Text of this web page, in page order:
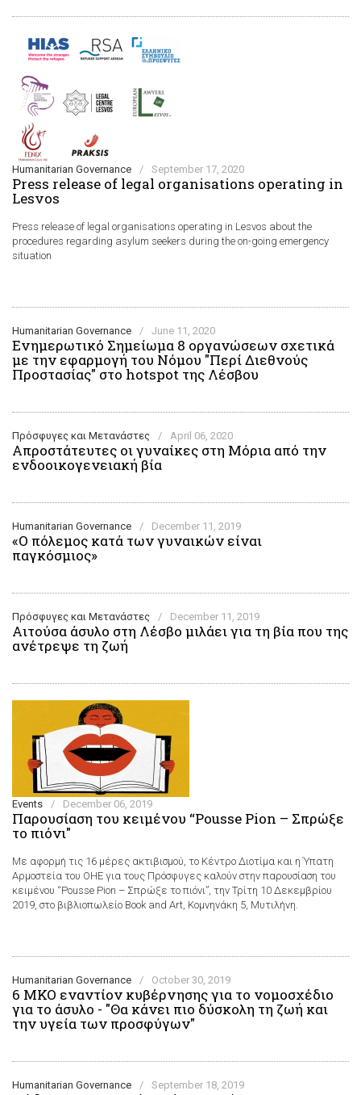
Humanitarian Governance / September 17, 2020
Press release of legal organisations operating in
Lesvos
Press release of legal organisations operating in Lesvos about the
procedures regarding asylum seekers during the on-going emergency
situation
Humanitarian Governance / June 11, 2020
Ενημερωτικό Σημείωμα 8 οργανώσεων σχετικά
με την εφαρμογή του Νόμου "Περί Διεθνούς
Προστασίας" στο hotspot της Λέσβου
Πρόσφυγες και Μετανάστες / April 06, 2020
Απροστάτευτες οι γυναίκες στη Μόρια από την
ενδοοικογενειακή βία
Humanitarian Governance / December 11, 2019
«Ο πόλεμος κατά των γυναικών είναι
παγκόσμιος»
Πρόσφυγες και Μετανάστες / December 11, 2019
Αιτούσα άσυλο στη Λέσβο μιλάει για τη βία που της
ανέτρεψε τη ζωή
Events / December 06, 2019
Παρουσίαση του κειμένου “Pousse Pion – Σπρώξε
το πιόνι"
Με αφορμή τις 16 μέρες ακτιβισμού, το Κέντρο Διοτίμα και η Ύπατη
Αρμοστεία του ΟΗΕ για τους Πρόσφυγες καλούν στην παρουσίαση του
κειμένου “Pousse Pion – Σπρώξε το πιόνι”, την Τρίτη 10 Δεκεμβρίου
2019, στο βιβλιοπωλείο Book and Art, Κομνηνάκη 5, Μυτιλήνη.
Humanitarian Governance / October 30, 2019
6 ΜΚΟ εναντίον κυβέρνησης για το νομοσχέδιο
για το άσυλο - "Θα κάνει πιο δύσκολη τη ζωή και
την υγεία των προσφύγων"
Humanitarian Governance / September 18, 2019